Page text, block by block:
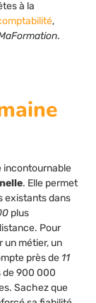
à la
,
.
incontournable
. Elle permet
existants dans
plus
Pour
un métier, un
près de 11
de 900 000
Sachez que